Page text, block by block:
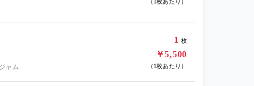
（1枚あたり）
ャム
1 枚
￥5,500
（1枚あたり）